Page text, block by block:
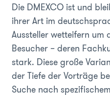
Die DMEXCO ist und
ihrer Art im
Aussteller wetteifern um
Besucher – deren
stark. Diese große
der Tiefe der Vorträge
Suche nach